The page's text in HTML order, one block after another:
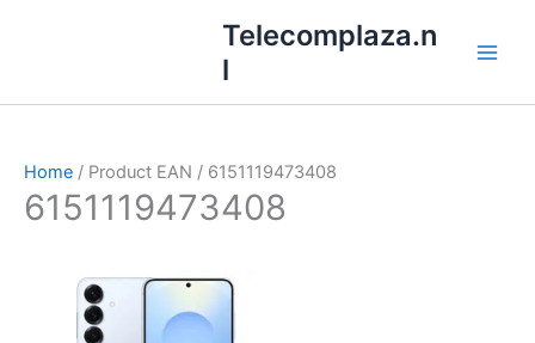
inhoud
Telecomplaza.n
l
Home / Product EAN / 6151119473408
6151119473408